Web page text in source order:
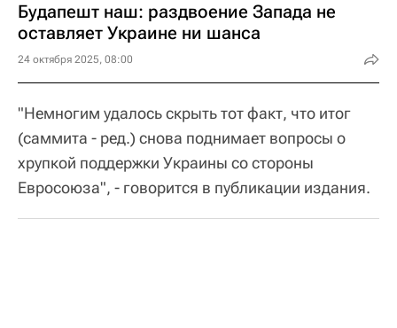
Будапешт наш: раздвоение Запада не
оставляет Украине ни шанса
24 октября 2025, 08:00
"Немногим удалось скрыть тот факт, что итог
(саммита - ред.) снова поднимает вопросы о
хрупкой поддержки Украины со стороны
Евросоюза", - говорится в публикации издания.